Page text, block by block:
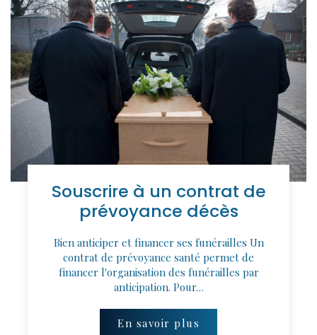
Souscrire à un contrat de
prévoyance décès
Bien anticiper et financer ses funérailles Un
contrat de prévoyance santé permet de
financer l'organisation des funérailles par
anticipation. Pour…
En savoir plus